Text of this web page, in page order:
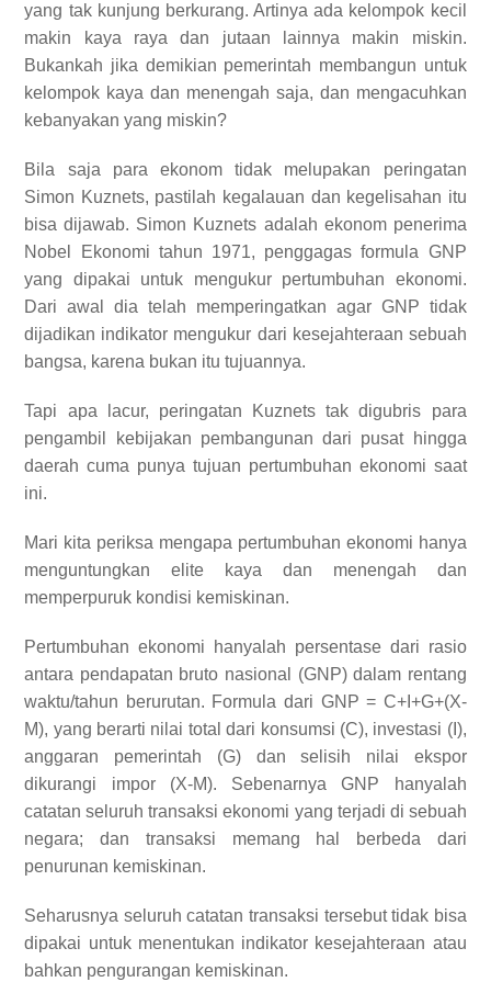
yang tak kunjung berkurang. Artinya ada kelompok kecil
makin kaya raya dan jutaan lainnya makin miskin.
Bukankah jika demikian pemerintah membangun untuk
kelompok kaya dan menengah saja, dan mengacuhkan
kebanyakan yang miskin?
Bila saja para ekonom tidak melupakan peringatan
Simon Kuznets, pastilah kegalauan dan kegelisahan itu
bisa dijawab. Simon Kuznets adalah ekonom penerima
Nobel Ekonomi tahun 1971, penggagas formula GNP
yang dipakai untuk mengukur pertumbuhan ekonomi.
Dari awal dia telah memperingatkan agar GNP tidak
dijadikan indikator mengukur dari kesejahteraan sebuah
bangsa, karena bukan itu tujuannya.
Tapi apa lacur, peringatan Kuznets tak digubris para
pengambil kebijakan pembangunan dari pusat hingga
daerah cuma punya tujuan pertumbuhan ekonomi saat
ini.
Mari kita periksa mengapa pertumbuhan ekonomi hanya
menguntungkan elite kaya dan menengah dan
memperpuruk kondisi kemiskinan.
Pertumbuhan ekonomi hanyalah persentase dari rasio
antara pendapatan bruto nasional (GNP) dalam rentang
waktu/tahun berurutan. Formula dari GNP = C+I+G+(X-
M), yang berarti nilai total dari konsumsi (C), investasi (I),
anggaran pemerintah (G) dan selisih nilai ekspor
dikurangi impor (X-M). Sebenarnya GNP hanyalah
catatan seluruh transaksi ekonomi yang terjadi di sebuah
negara; dan transaksi memang hal berbeda dari
penurunan kemiskinan.
Seharusnya seluruh catatan transaksi tersebut tidak bisa
dipakai untuk menentukan indikator kesejahteraan atau
bahkan pengurangan kemiskinan.